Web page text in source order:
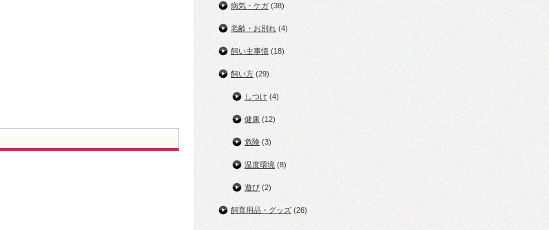
病気・ケガ (38)
老齢・お別れ (4)
飼い主事情 (18)
飼い方 (29)
しつけ (4)
健康 (12)
危険 (3)
温度環境 (8)
遊び (2)
飼育用品・グッズ (26)